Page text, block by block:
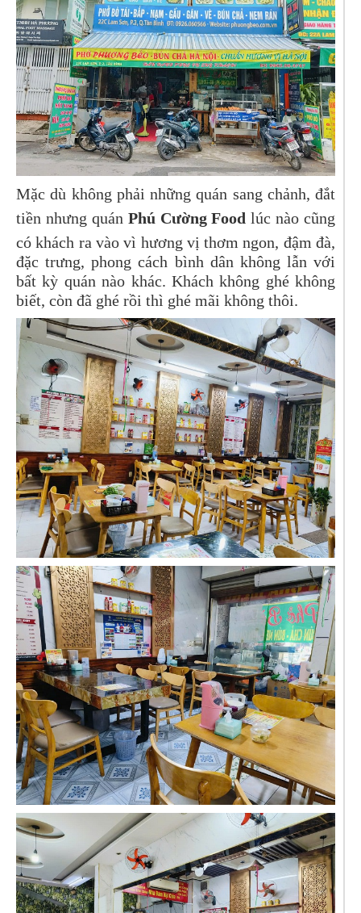
Mặc dù không phải những quán sang chảnh, đắt
tiền nhưng quán Phú Cường Foodlúc nào cũng
có khách ra vào vì hương vị thơm ngon, đậm đà,
đặc trưng, phong cách bình dân không lẫn với
bất kỳ quán nào khác. Khách không ghé không
biết, còn đã ghé rồi thì ghé mãi không thôi.